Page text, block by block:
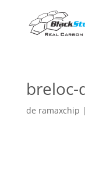
de ramaxchip |